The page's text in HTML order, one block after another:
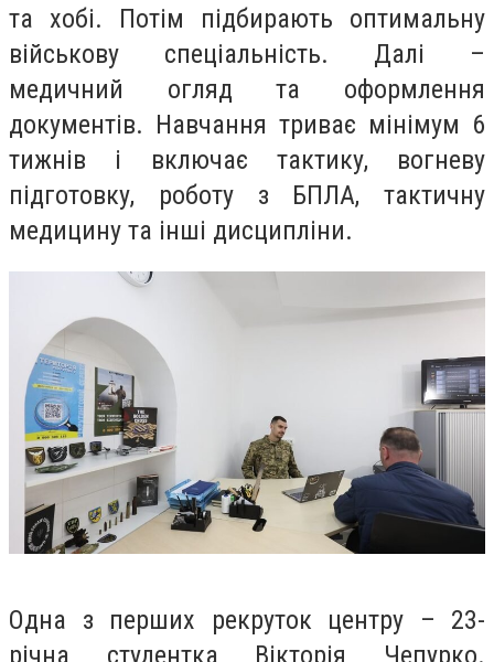
та хобі. Потім підбирають оптимальну
військову спеціальність. Далі –
медичний огляд та оформлення
документів. Навчання триває мінімум 6
тижнів і включає тактику, вогневу
підготовку, роботу з БПЛА, тактичну
медицину та інші дисципліни.
Одна з перших рекруток центру – 23-
річна студентка Вікторія Чепурко.